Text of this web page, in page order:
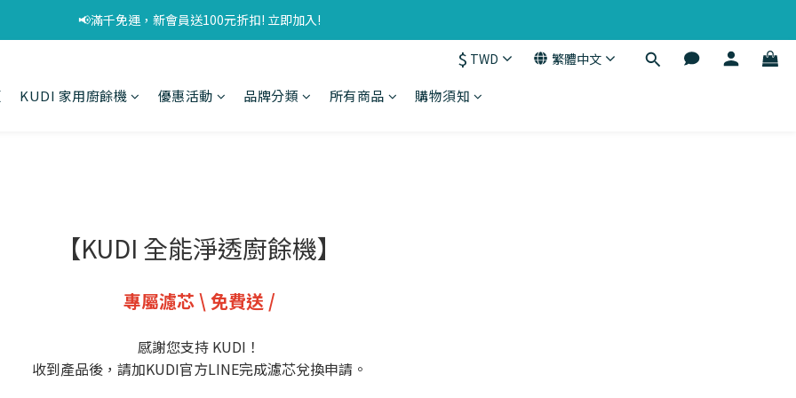
📢滿千免運，新會員送100元折扣! 立即加入!
$ TWD 繁體中文
KUDI 家用廚餘機 優惠活動 品牌分類 所有商品 購物須知
【KUDI 全能淨透廚餘機】
專屬濾芯 \ 免費送 /
感謝您支持 KUDI！
收到產品後，請加KUDI官方LINE完成濾芯兌換申請。